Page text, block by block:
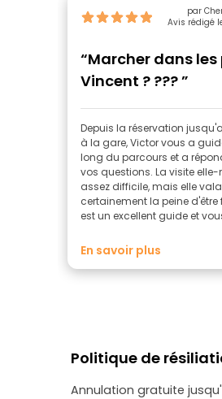
par
Avis rédigé
“Marcher dans les
Vincent ? ??? ”
Depuis la réservation
à la gare, Victor vous a
long du parcours et a
vos questions. La visite
assez difficile, mais elle
certainement la peine d'être faite.
est un excellent guide et
l'histoire, en suivant
chemin que Vincent a
cours de ses 70 derniers
En savoir plus
Politique de
Annulation gratuite